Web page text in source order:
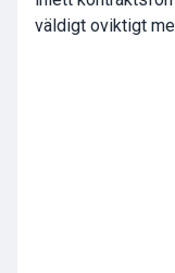
väldigt oviktigt